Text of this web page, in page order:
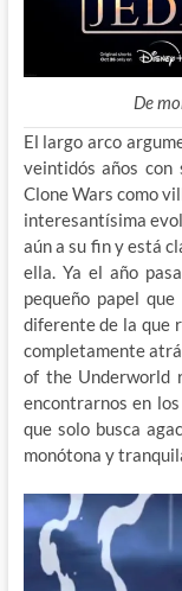
De
El largo arco
veintidós años
Clone Wars como
interesantísima
aún a su fin y está
ella. Ya el año
pequeño papel
diferente de la que
completamente
of the Underworld
encontrarnos en
que solo busca
monótona y